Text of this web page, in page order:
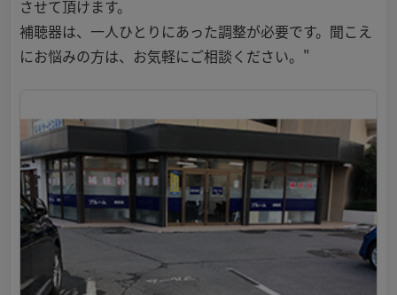
させて頂けます。
補聴器は、一人ひとりにあった調整が必要です。聞こえ
にお悩みの方は、お気軽にご相談ください。"